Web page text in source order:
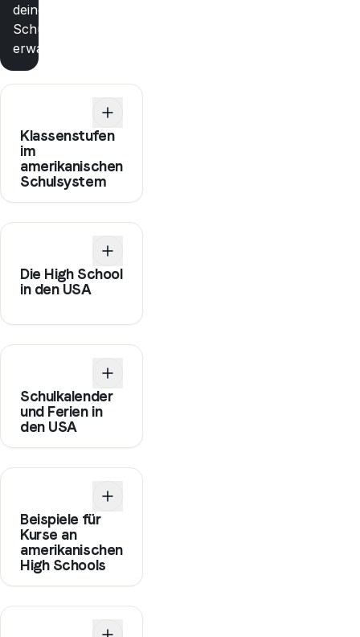
deines
Schüleraustauschs
erwartet
Klassenstufen
im
amerikanischen
Schulsystem
Die High School
in den USA
Schulkalender
und Ferien in
den USA
Beispiele für
Kurse an
amerikanischen
High Schools